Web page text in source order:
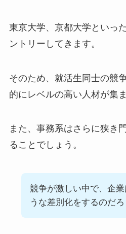
東京大学、京都大学といっ
ントリーしてきます。
そのため、就活生同士の競
的にレベルの高い人材が集
また、事務系はさらに狭き
ることでしょう。
競争が激しい中で、企業
うな差別化をするのだろ